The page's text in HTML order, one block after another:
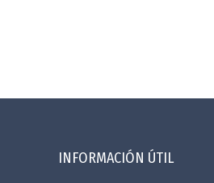
INFORMACIÓN ÚTIL